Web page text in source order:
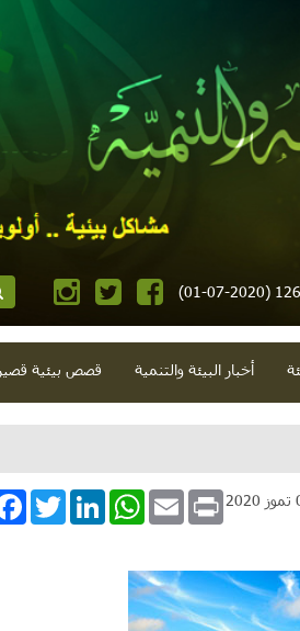
أخبار البيئة والتنمية قصص بيئية
TwitterLinkedInWhatsApp Email Print